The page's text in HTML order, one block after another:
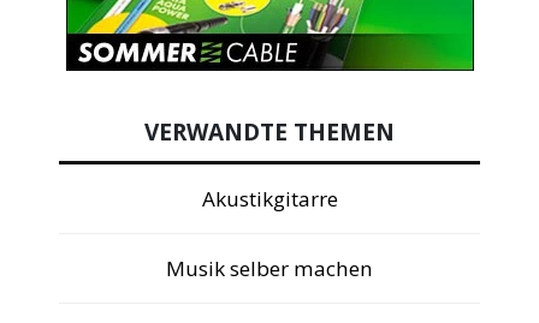
VERWANDTE THEMEN
Akustikgitarre
Musik selber machen